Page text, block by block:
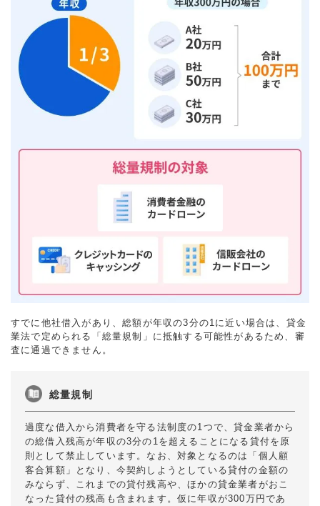
すでに他社借入があり、総額が年収の3分の1に近い場合は、貸金
業法で定められる「総量規制」に抵触する可能性があるため、審
査に通過できません。
総量規制
過度な借入から消費者を守る法制度の1つで、貸金業者から
の総借入残高が年収の3分の1を超えることになる貸付を原
則として禁止しています。なお、対象となるのは「個人顧
客合算額」となり、今契約しようとしている貸付の金額の
みならず、これまでの貸付残高や、ほかの貸金業者がおこ
なった貸付の残高も含まれます。仮に年収が300万円であ